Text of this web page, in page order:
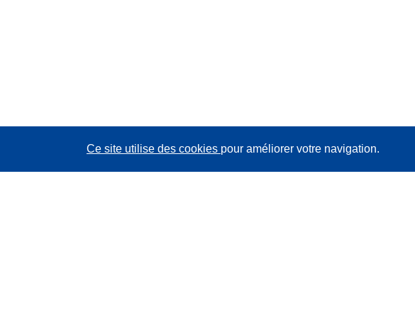
Ce site utilise des cookies pour améliorer votre navigation.